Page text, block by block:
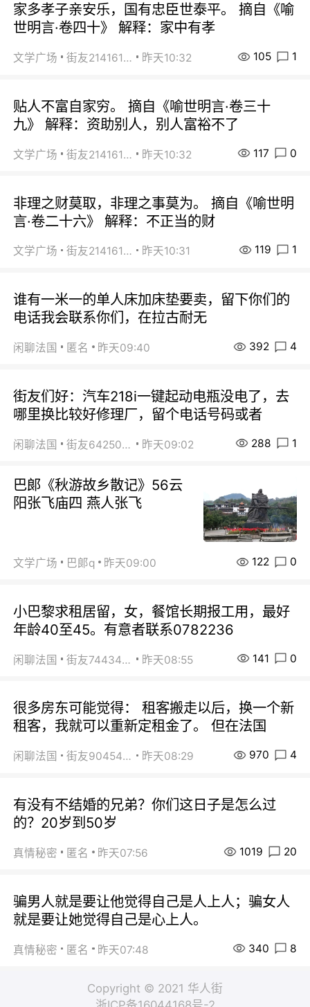
家多孝子亲安乐，国有忠臣世泰平。 摘自《喻
世明言·卷四十》 解释：家中有孝
文学广场 街友21416156 昨天10:32 105 1
贴人不富自家穷。 摘自《喻世明言·卷三十
九》 解释：资助别人，别人富裕不了
文学广场 街友21416156 昨天10:32 117 0
非理之财莫取，非理之事莫为。 摘自《喻世明
言·卷二十六》 解释：不正当的财
文学广场 街友21416156 昨天10:31 119 1
谁有一米一的单人床加床垫要卖，留下你们的
电话我会联系你们，在拉古耐无
闲聊法国 匿名 昨天09:40 392 4
街友们好：汽车218i一键起动电瓶没电了，去
哪里换比较好修理厂，留个电话号码或者
闲聊法国 街友64250024 昨天09:02 288 1
巴郞《秋游故乡散记》56云
阳张飞庙四 燕人张飞
文学广场 巴郞q 昨天09:00 122 0
小巴黎求租居留，女，餐馆长期报工用，最好
年龄40至45。有意者联系0782236
闲聊法国 街友74434350 昨天08:55 141 0
很多房东可能觉得： 租客搬走以后，换一个新
租客，我就可以重新定租金了。 但在法国
闲聊法国 街友90454511 昨天08:29 970 4
有没有不结婚的兄弟？你们这日子是怎么过
的？20岁到50岁
真情秘密 匿名 昨天07:56 1019 20
骗男人就是要让他觉得自己是人上人；骗女人
就是要让她觉得自己是心上人。
真情秘密 匿名 昨天07:48 340 8
Copyright © 2021 华人街